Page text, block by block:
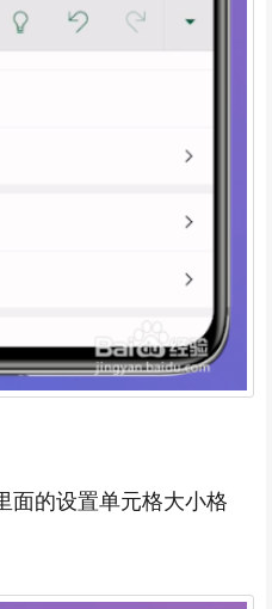
面的设置单元格大小格